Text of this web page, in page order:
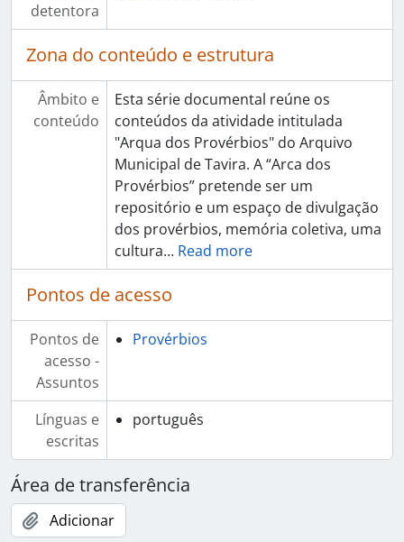
detentora
Zona do conteúdo e estrutura
Âmbito e
conteúdo
Esta série documental reúne os
conteúdos da atividade intitulada
"Arqua dos Provérbios" do Arquivo
Municipal de Tavira. A “Arca dos
Provérbios” pretende ser um
repositório e um espaço de divulgação
dos provérbios, memória coletiva, uma
cultura… Read more
Pontos de acesso
Pontos de
acesso -
Assuntos
Provérbios
Línguas e
escritas
português
Área de transferência
Adicionar